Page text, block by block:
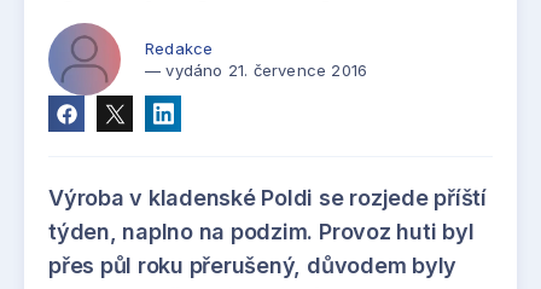
Redakce
— vydáno 21. července 2016
Výroba v kladenské Poldi se rozjede příští
týden, naplno na podzim. Provoz huti byl
přes půl roku přerušený, důvodem byly